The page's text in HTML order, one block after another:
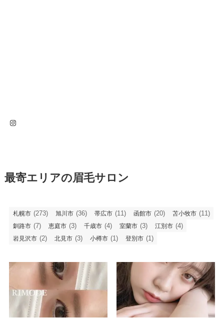
Instagram
最寄エリアの眉毛サロン
札幌市 (273) 旭川市 (36) 帯広市 (11) 函館市 (20) 苫小牧市 (11)
釧路市 (7) 恵庭市 (3) 千歳市 (4) 室蘭市 (3) 江別市 (4)
岩見沢市 (2) 北見市 (3) 小樽市 (1) 登別市 (1)